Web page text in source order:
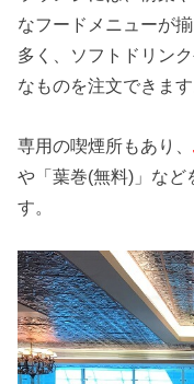
なフードメニューが
多く、ソフトドリン
なものを注文できま
専用の喫煙所もあり、
や「葉巻(無料)」など
す。